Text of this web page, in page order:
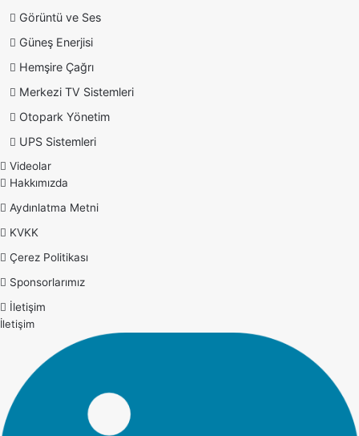
Görüntü ve Ses
Güneş Enerjisi
Hemşire Çağrı
Merkezi TV Sistemleri
Otopark Yönetim
UPS Sistemleri
Videolar
Hakkımızda
Aydınlatma Metni
KVKK
Çerez Politikası
Sponsorlarımız
İletişim
İletişim